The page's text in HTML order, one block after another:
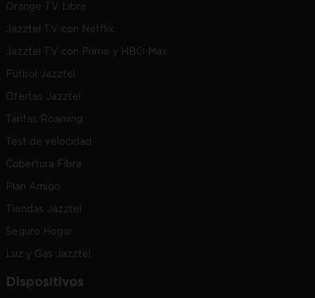
Orange TV Libre
Jazztel TV con Netflix
Jazztel TV con Prime y HBO Max
Fútbol Jazztel
Ofertas Jazztel
Tarifas Roaming
Test de velocidad
Cobertura Fibra
Plan Amigo
Tiendas Jazztel
Seguro Hogar
Luz y Gas Jazztel
Dispositivos